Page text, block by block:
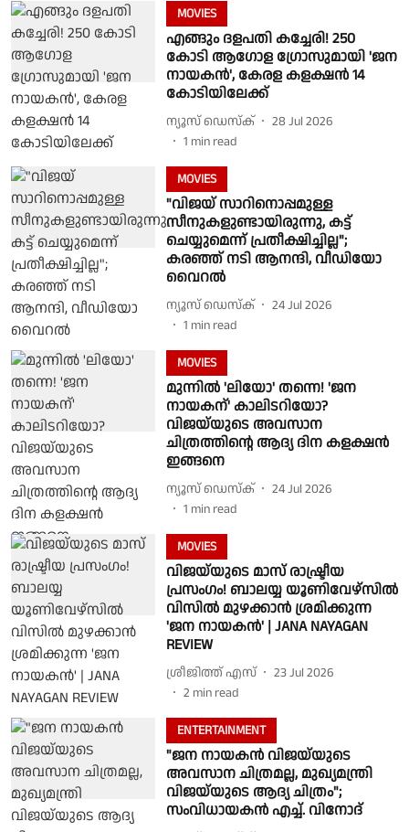
MOVIES
എങ്ങും ദളപതി കച്ചേരി! 250
കോടി ആഗോള ഗ്രോസുമായി 'ജന
നായകൻ', കേരള കളക്ഷൻ 14
കോടിയിലേക്ക്
ന്യൂസ് ഡെസ്ക്
28 Jul 2026
1 min read
MOVIES
"വിജയ് സാറിനൊപ്പമുള്ള
സീനുകളുണ്ടായിരുന്നു, കട്ട്
ചെയ്യുമെന്ന് പ്രതീക്ഷിച്ചില്ല";
കരഞ്ഞ് നടി ആനന്ദി, വീഡിയോ
വൈറൽ
ന്യൂസ് ഡെസ്ക്
24 Jul 2026
1 min read
MOVIES
മുന്നിൽ 'ലിയോ' തന്നെ! 'ജന
നായകന്' കാലിടറിയോ?
വിജയ്‌യുടെ അവസാന
ചിത്രത്തിന്റെ ആദ്യ ദിന കളക്ഷൻ
ഇങ്ങനെ
ന്യൂസ് ഡെസ്ക്
24 Jul 2026
1 min read
MOVIES
വിജയ്‌യുടെ മാസ് രാഷ്ട്രീയ
പ്രസംഗം! ബാലയ്യ യൂണിവേഴ്സിൽ
വിസിൽ മുഴക്കാൻ ശ്രമിക്കുന്ന
'ജന നായകൻ' | JANA NAYAGAN
REVIEW
ശ്രീജിത്ത് എസ്
23 Jul 2026
2 min read
ENTERTAINMENT
"ജന നായകൻ വിജയ്‌യുടെ
അവസാന ചിത്രമല്ല, മുഖ്യമന്ത്രി
വിജയ്‌യുടെ ആദ്യ ചിത്രം";
സംവിധായകൻ എച്ച്. വിനോദ്